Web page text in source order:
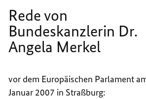
Rede von
Bundeskanzlerin Dr.
Angela Merkel
vor dem Europäischen Parlament
Januar 2007 in Straßburg: